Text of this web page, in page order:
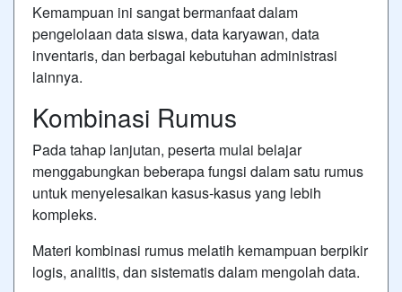
Kemampuan ini sangat bermanfaat dalam
pengelolaan data siswa, data karyawan, data
inventaris, dan berbagai kebutuhan administrasi
lainnya.
Kombinasi Rumus
Pada tahap lanjutan, peserta mulai belajar
menggabungkan beberapa fungsi dalam satu rumus
untuk menyelesaikan kasus-kasus yang lebih
kompleks.
Materi kombinasi rumus melatih kemampuan berpikir
logis, analitis, dan sistematis dalam mengolah data.